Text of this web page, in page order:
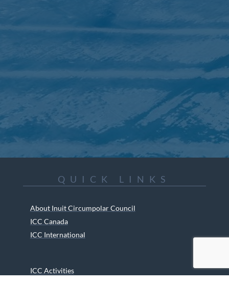
QUICK LINKS
About Inuit Circumpolar Council
ICC Canada
ICC International
ICC Activities